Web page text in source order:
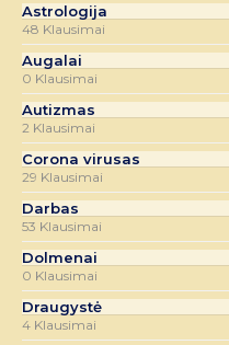
Astrologija
48 Klausimai
Augalai
0 Klausimai
Autizmas
2 Klausimai
Corona virusas
29 Klausimai
Darbas
53 Klausimai
Dolmenai
0 Klausimai
Draugystė
4 Klausimai